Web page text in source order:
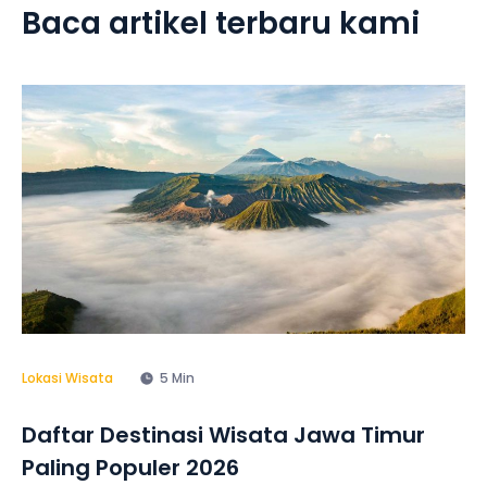
Baca artikel terbaru kami
Lokasi Wisata 5 Min
Daftar Destinasi Wisata Jawa Timur
Paling Populer 2026